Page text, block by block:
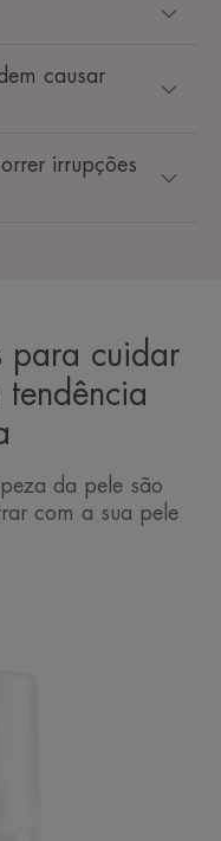
causar
irrupções
para cuidar
da pele são
com a sua pele